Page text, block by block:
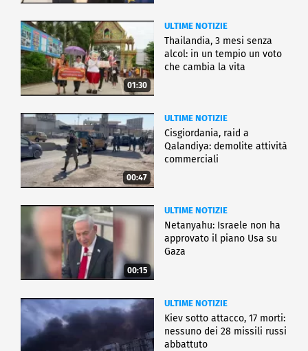
01:30
ULTIME NOTIZIE
Thailandia, 3 mesi senza
alcol: in un tempio un voto
che cambia la vita
00:47
ULTIME NOTIZIE
Cisgiordania, raid a
Qalandiya: demolite attività
commerciali
00:15
ULTIME NOTIZIE
Netanyahu: Israele non ha
approvato il piano Usa su
Gaza
ULTIME NOTIZIE
Kiev sotto attacco, 17 morti:
nessuno dei 28 missili russi
abbattuto